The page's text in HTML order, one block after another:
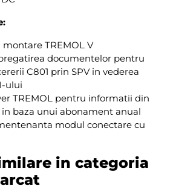
montare TREMOL V
documentelor pentru
C801 prin SPV in vederea
ului
TREMOL pentru informatii din
baza unui abonament anual
modul conectare cu
in categoria